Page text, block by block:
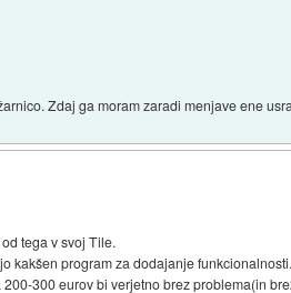
Zdaj ga moram zaradi menjave ene
tega v svoj Tile.
kakšen program za dodajanje funkcionalnosti.
300 eurov bi verjetno brez problema(in